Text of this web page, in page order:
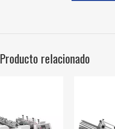
Producto relacionado